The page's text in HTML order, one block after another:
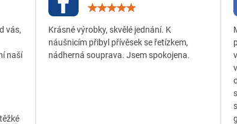
vás,
naší
/
5
Krásné výrobky, skvělé jednání. K
náušnicím přibyl přívěsek se řetízkem,
nádherná souprava. Jsem spokojena.